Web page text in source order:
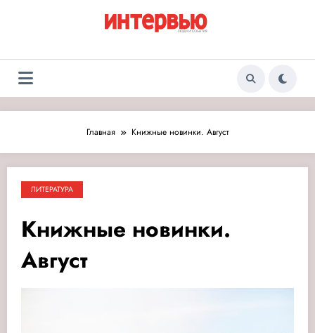
Журнал «Интервью:
Люди и события»
Люди и события
Главная Книжные новинки. Август
ЛИТЕРАТУРА
Книжные новинки.
Август